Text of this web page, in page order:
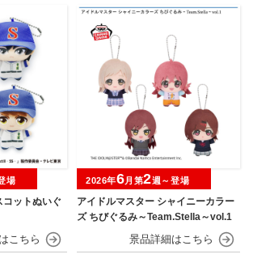
ットぬいぐ
場
アイドルマスター シャイニーカラー
ズ ちびぐるみ～Team.Stella～vol.1
2026年6月第2週～登場